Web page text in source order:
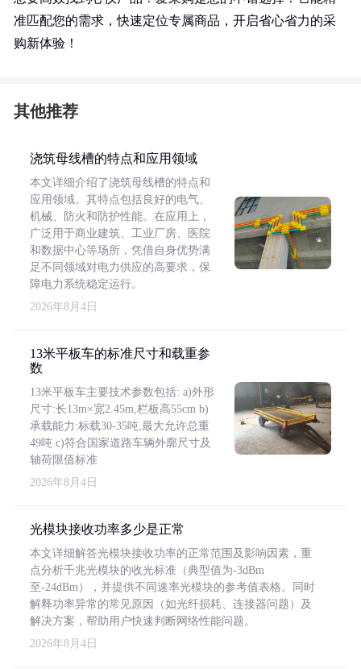
准匹配您的需求，快速定位专属商品，开启省心省力的采
购新体验！
其他推荐
浇筑母线槽的特点和应用领域
本文详细介绍了浇筑母线槽的特点和
应用领域。其特点包括良好的电气、
机械、防火和防护性能。在应用上，
广泛用于商业建筑、工业厂房、医院
和数据中心等场所，凭借自身优势满
足不同领域对电力供应的高要求，保
障电力系统稳定运行。
2026年8月4日
13米平板车的标准尺寸和载重参
数
13米平板车主要技术参数包括: a)外形
尺寸:长13m×宽2.45m,栏板高55cm b)
承载能力:标载30-35吨,最大允许总重
49吨 c)符合国家道路车辆外廓尺寸及
轴荷限值标准
2026年8月4日
光模块接收功率多少是正常
本文详细解答光模块接收功率的正常范围及影响因素，重
点分析千兆光模块的收光标准（典型值为-3dBm
至-24dBm），并提供不同速率光模块的参考值表格。同时
解释功率异常的常见原因（如光纤损耗、连接器问题）及
解决方案，帮助用户快速判断网络性能问题。
2026年8月4日